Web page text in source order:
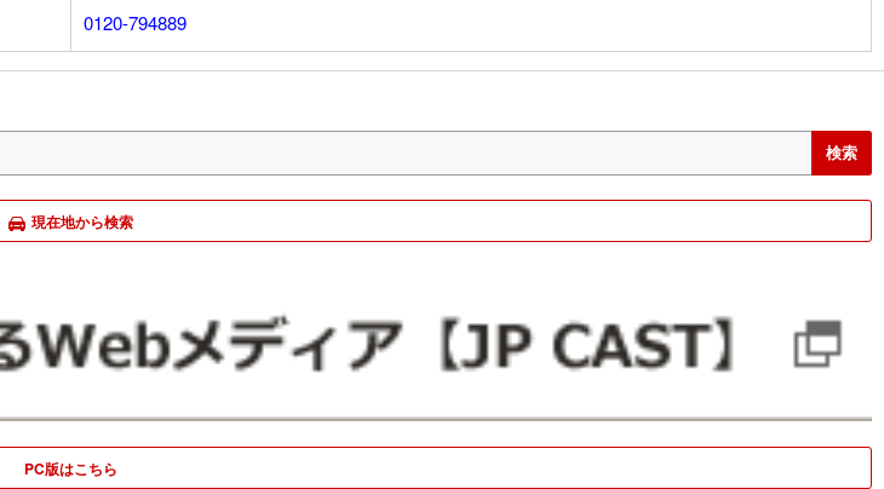
0120-794889
現在地から検索
PC版はこちら